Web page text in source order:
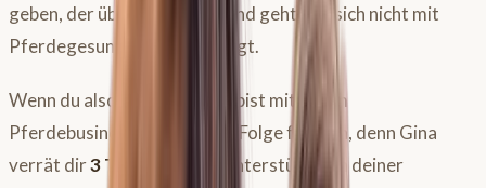
geben, der über den Tellerrand geht und sich nicht mit
Pferdegesundheit beschäftigt.
Wenn du also Selbstständig bist mit einem
Pferdebusiness, dann ist die Folge für dich, denn Gina
verrät dir3 Tools
, die dich unterstützen in deiner